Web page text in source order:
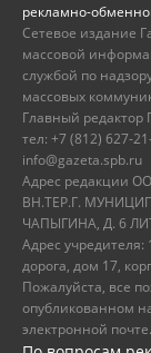
рекламно-
Сетевое издание
массовой
службой по
массовых
Главный редактор
тел: +7 (812) 627-
info@gazeta.spb.ru
Адрес редакции
ВН.ТЕР.Г.
ЧАПЫГИНА, Д. 6
Адрес учредителя:
дорога, дом 17,
Пожалуйста, все
опубликованном
электронной почте.